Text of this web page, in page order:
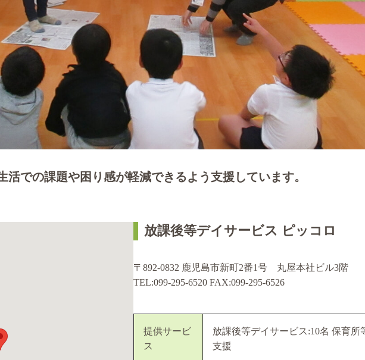
活での課題や困り感が軽減できるよう支援しています。
放課後等デイサービス ピッコロ
〒892-0832 鹿児島市新町2番1号 丸屋本社ビル3階
TEL:099-295-6520 FAX:099-295-6526
提供サービ
ス
放課後等デイサービス:10名 保育所
支援